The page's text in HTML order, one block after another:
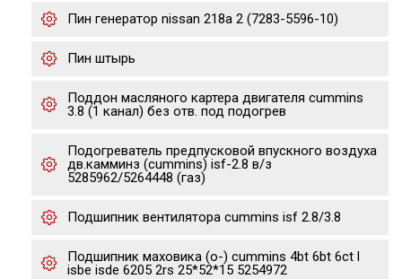
Пин генератор nissan 218а 2 (7283-5596-10)
Пин штырь
Поддон масляного картера двигателя cummins
3.8 (1 канал) без отв. под подогрев
Подогреватель предпусковой впускного воздуха
дв.камминз (cummins) isf-2.8 в/з
5285962/5264448 (газ)
Подшипник вентилятора cummins isf 2.8/3.8
Подшипник маховика (o-) cummins 4bt 6bt 6ct l
isbe isde 6205 2rs 25*52*15 5254972